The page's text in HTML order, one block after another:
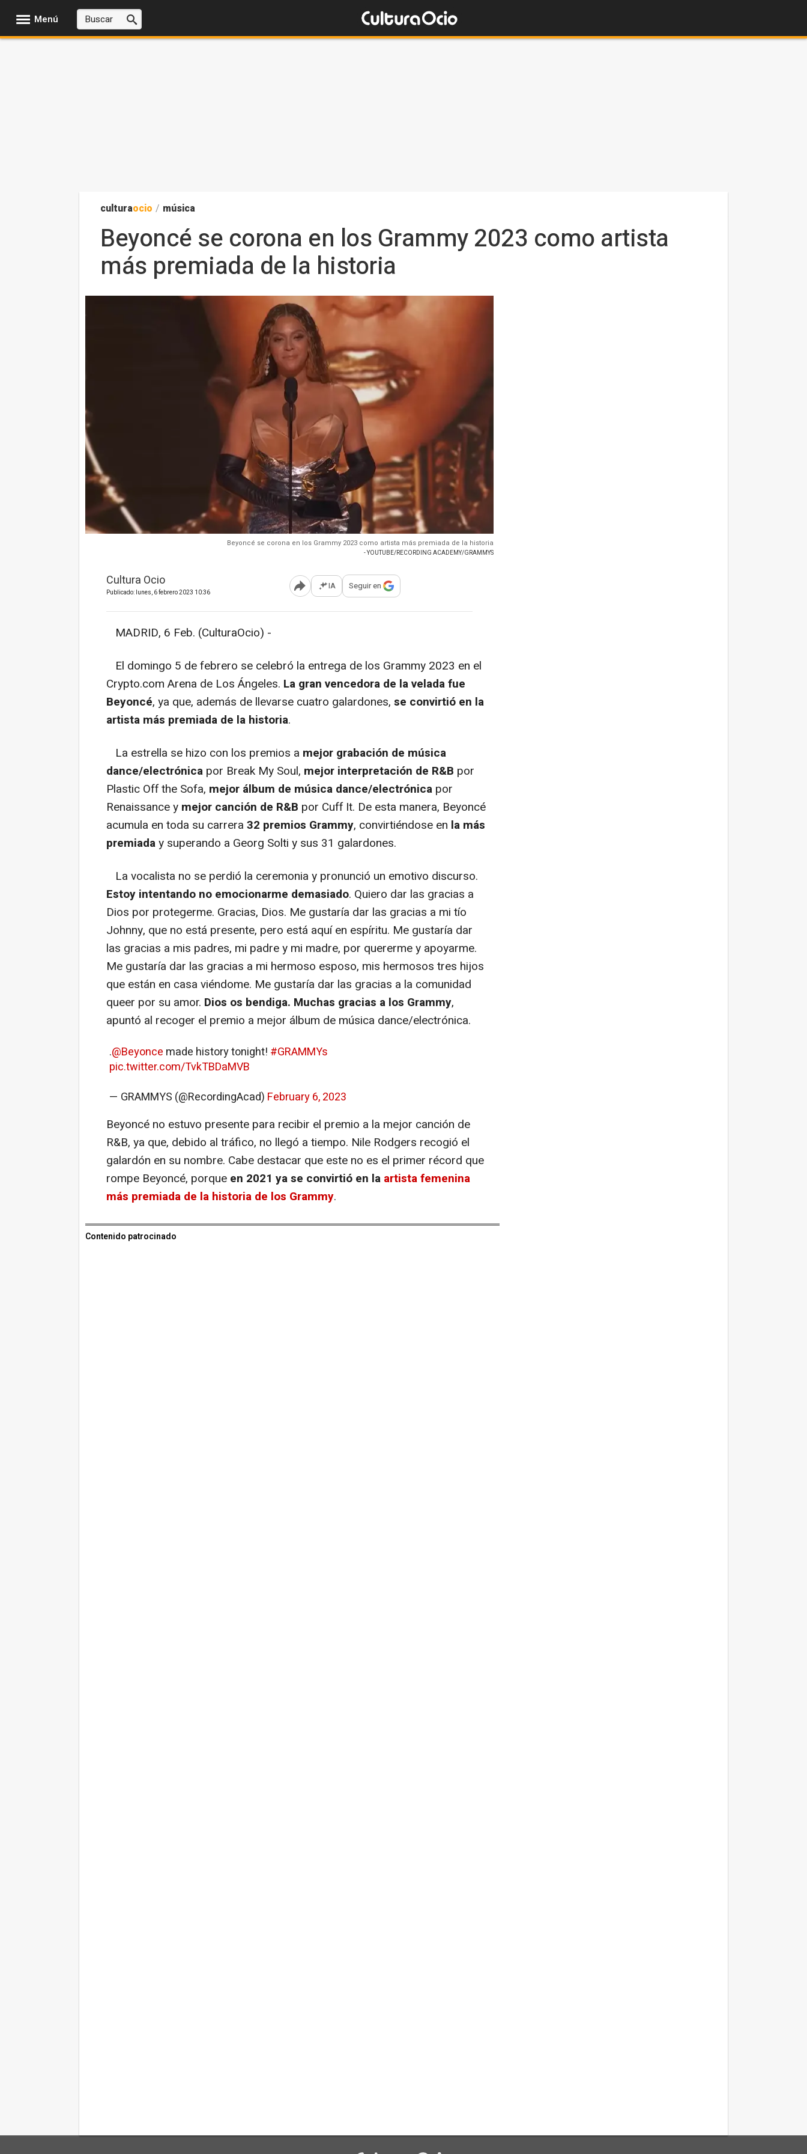
Menú
culturaocio / música
Beyoncé se corona en los Grammy 2023 como artista
más premiada de la historia
Beyoncé se corona en los Grammy 2023 como artista más premiada de la historia
- YOUTUBE/RECORDING ACADEMY/GRAMMYS
Cultura Ocio
Publicado: lunes, 6 febrero 2023 10:36 Abrir opciones para compartir
IA Seguir en
MADRID, 6 Feb. (CulturaOcio) -
El domingo 5 de febrero se celebró la entrega de los Grammy 2023 en el
Crypto.com Arena de Los Ángeles. La gran vencedora de la velada fue
Beyoncé, ya que, además de llevarse cuatro galardones, se convirtió en la
artista más premiada de la historia.
La estrella se hizo con los premios a mejor grabación de música
dance/electrónica por Break My Soul, mejor interpretación de R&B por
Plastic Off the Sofa, mejor álbum de música dance/electrónica por
Renaissance y mejor canción de R&B por Cuff It. De esta manera, Beyoncé
acumula en toda su carrera 32 premios Grammy, convirtiéndose en la más
premiaday superando a Georg Solti y sus 31 galardones.
La vocalista no se perdió la ceremonia y pronunció un emotivo discurso.
Estoy intentando no emocionarme demasiado. Quiero dar las gracias a
Dios por protegerme. Gracias, Dios. Me gustaría dar las gracias a mi tío
Johnny, que no está presente, pero está aquí en espíritu. Me gustaría dar
las gracias a mis padres, mi padre y mi madre, por quererme y apoyarme.
Me gustaría dar las gracias a mi hermoso esposo, mis hermosos tres hijos
que están en casa viéndome. Me gustaría dar las gracias a la comunidad
queer por su amor. Dios os bendiga. Muchas gracias a los Grammy,
apuntó al recoger el premio a mejor álbum de música dance/electrónica.
.@Beyonce made history tonight! #GRAMMYs
pic.twitter.com/TvkTBDaMVB
— GRAMMYS (@RecordingAcad) February 6, 2023
Beyoncé no estuvo presente para recibir el premio a la mejor canción de
R&B, ya que, debido al tráfico, no llegó a tiempo. Nile Rodgers recogió el
galardón en su nombre. Cabe destacar que este no es el primer récord que
rompe Beyoncé, porque en 2021 ya se convirtió en la artista femenina
más premiada de la historia de los Grammy.
Contenido patrocinado